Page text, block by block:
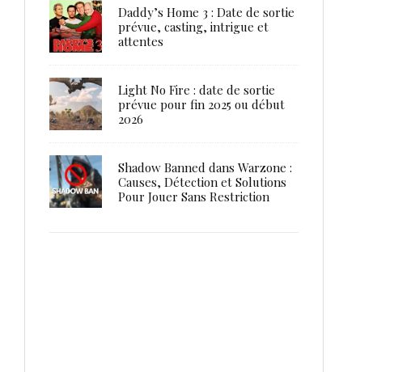
Daddy’s Home 3 : Date de sortie
prévue, casting, intrigue et
attentes
Light No Fire : date de sortie
prévue pour fin 2025 ou début
2026
Shadow Banned dans Warzone :
Causes, Détection et Solutions
Pour Jouer Sans Restriction